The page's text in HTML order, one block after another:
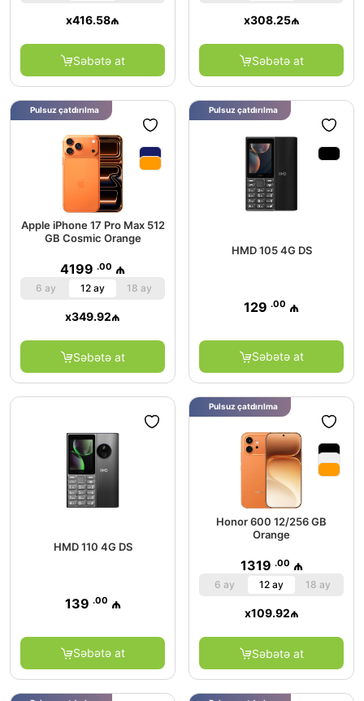
x416.58₼
Səbətə at
x308.25₼
Səbətə at
Apple iPhone 17 Pro Max 512
GB Cosmic Orange
4199 .00 ₼
6 ay 12 ay 18 ay
x349.92₼
Səbətə at
Pulsuz çatdırılma
HMD 105 4G DS
129 .00 ₼
Səbətə at
Pulsuz çatdırılma
HMD 110 4G DS
139 .00 ₼
Səbətə at
Honor 600 12/256 GB
Orange
1319 .00 ₼
6 ay 12 ay 18 ay
x109.92₼
Səbətə at
Pulsuz çatdırılma